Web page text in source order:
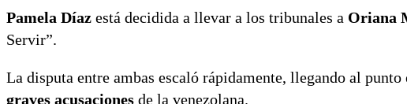
Pamela Díaz está decidida a llevar a los tribunales a Oriana
Servir”.
La disputa entre ambas escaló rápidamente, llegando al punto
graves acusaciones de la venezolana.